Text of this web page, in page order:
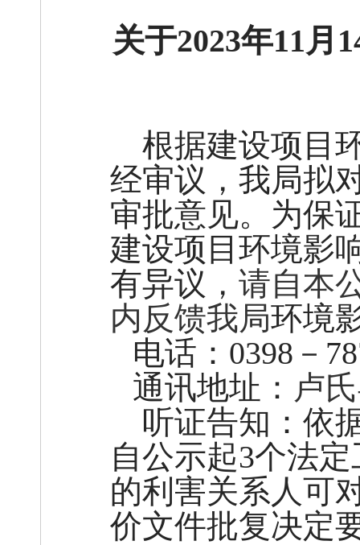
关于2023年11月
根据建设项目
经审议，我局拟
审批意见。为保
建设项目环境影
有异议， 请自本
内反馈我局环境
电话 ： 0398 －78
通讯地址： 卢
听证告知：依
自公示起3个法
的利害关系人可
价文件批复决定